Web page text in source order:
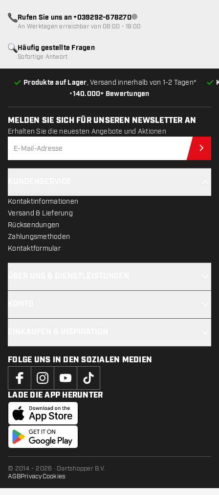
•140.000+ Bewertungen
Produkte auf Lager, Versand innerhalb von 1-2 Tagen*
Häufig gestellte Fragen
Sofortige Antwort
Rufen Sie uns an +039292-678270Kundenservice nicht
An Werktagen erreichbar von 08:00 - 19:00
MELDEN SIE SICH FÜR UNSEREN NEWSLETTER AN
Erhalten Sie die neuesten Angebote und Aktionen
Kontaktinformationen
Versand & Lieferung
Rücksendungen
Zahlungsmethoden
Kontaktformular
FOLGE UNS IN DEN SOZIALEN MEDIEN
LADE DIE APP HERUNTER
© 2014 - 2026 · Dartshopper B.V.
AGBPrivacyCookies